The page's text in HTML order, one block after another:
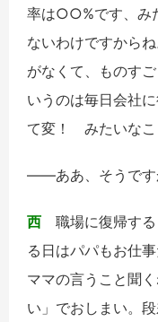
率は○○%です、み
ないわけですから
がなくて、ものす
いうのは毎日会社
て変！ みたいなこ
――ああ、そうです
西 職場に復帰する
る日はパパもお仕
ママの言うこと聞
い」でおしまい。